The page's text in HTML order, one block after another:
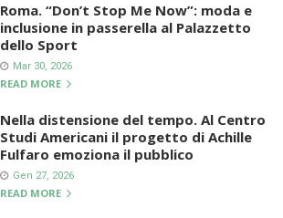
Roma. “Don’t Stop Me Now”: moda e
inclusione in passerella al Palazzetto
dello Sport
Mar 30, 2026
READ MORE
Nella distensione del tempo. Al Centro
Studi Americani il progetto di Achille
Fulfaro emoziona il pubblico
Gen 27, 2026
READ MORE